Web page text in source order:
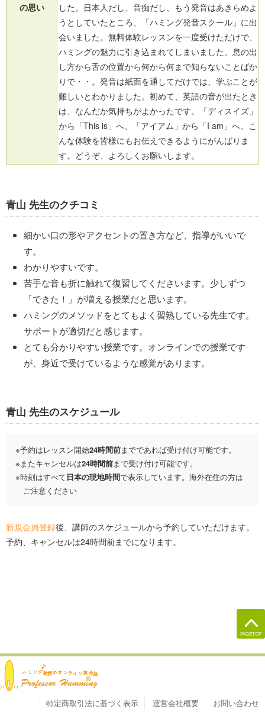
の思い
した。日本人だし、音痴だし、もう発音はあきらめよ
うとしていたところ、「ハミング発音スクール」に出
会いました。無料体験レッスンを一度受けただけで、
ハミングの魅力に引き込まれてしまいました。息の出
し方から舌の位置から何から何まで知らないことばか
りで・・。発音は紙面を通してだけでは、学ぶことが
難しいとわかりました。初めて、英語の音が出たとき
は、なんだか気持ちがよかったです。「ディスイズ」
から「This is」へ、「アイアム」から「I am」へ。こ
んな体験を皆様にもお伝えできるようにがんばりま
す。どうぞ、よろしくお願いします。
青山 先生のクチコミ
細かい口の形やアクセントの置き方など、指導がいいで
す。
わかりやすいです。
苦手な音も折に触れて復習してくださいます。少しずつ
「できた！」が増える授業だと思います。
ハミングのメソッドをとてもよく習熟している先生です。
サポートが適切だと感じます。
とても分かりやすい授業です。オンラインでの授業です
が、身近で受けているような感覚があります。
青山 先生のスケジュール
予約はレッスン開始24時間前までであれば受け付け可能です。
またキャンセルは24時間前まで受け付け可能です。
時刻はすべて日本の現地時間で表示しています。海外在住の方は
ご注意ください
新規会員登録後、講師のスケジュールから予約していただけます。
予約、キャンセルは24時間前までになります。
PAGETOP
オンライン英会話・発音
特定商取引法に基づく表示 運営会社概要 お問い合わせ